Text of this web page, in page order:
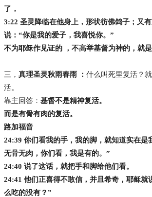
了，
3:22 圣灵降临在他身上，形状彷佛鸽子；又有
说：“你是我的爱子，我喜悦你。”
不为耶稣作见证的 ，不高举基督为神的，就是
三， 真理圣灵秋雨春雨 ： 什么叫死里复活？
活。
靠主回答： 基督不是精神复活。
而是有骨有肉的复活。
路加福音
24:39 你们看我的手，我的脚，就知道实在是
无骨无肉，你们看，我是有的。”
24:40 说了这话，就把手和脚给他们看。
24:41 他们正喜得不敢信，并且希奇，耶稣就
么吃的没有？”